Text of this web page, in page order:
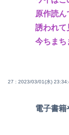
原作読
誘われて
今ちまち
27 : 2023/03/01(水)
電子書籍